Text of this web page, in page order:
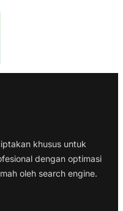
khusus untuk
dengan optimasi
oleh search engine.